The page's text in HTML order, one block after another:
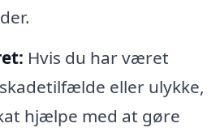
Hvis du har været
eller ulykke,
hjælpe med at gøre